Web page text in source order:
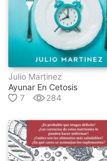
Julio Martinez
Ayunar En Cetosis
7
284